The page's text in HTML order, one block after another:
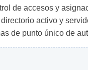
de accesos y
activo y
de punto único de